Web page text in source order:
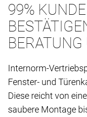
99%
Internorm-
Fenster- und
Diese reicht von
saubere Montage